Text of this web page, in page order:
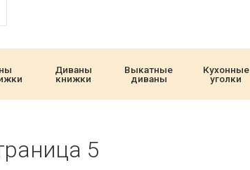
Диваны
книжки
Выкатные
диваны
Кухонные
уголки
5